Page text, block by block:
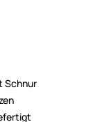
Schnur